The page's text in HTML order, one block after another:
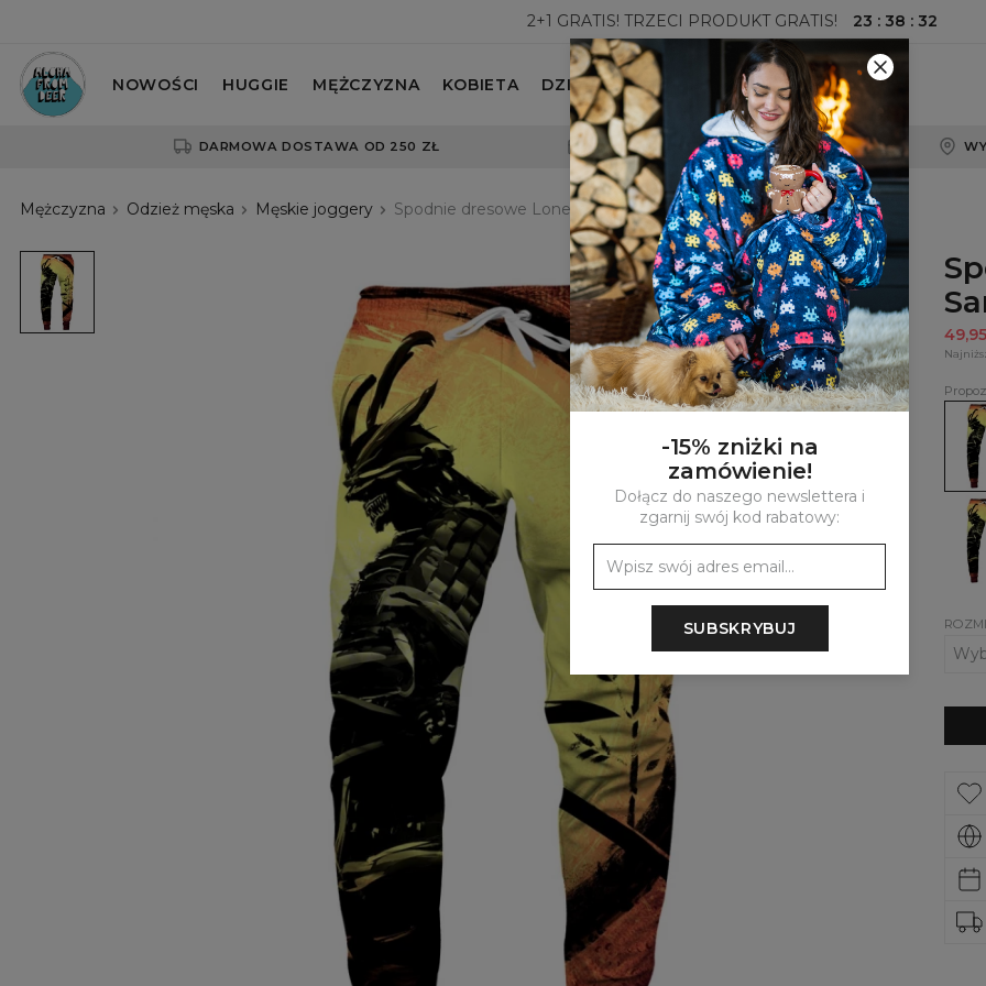
2+1 GRATIS! TRZECI PRODUKT GRATIS! 23 :38 :31
NOWOŚCI HUGGIE MĘŻCZYZNA KOBIETA DZIECKO
DARMOWA DOSTAWA OD 250 ZŁ 100-DNIOWE PRAWO ZWROTU
Mężczyzna Odzież męska Męskie joggery Spodnie dresowe Lone Samurai
spodnie
motywem
samuraja
Lone
Lone
-15% zniżki na
zamówienie!
Dołącz do naszego newslettera i
zgarnij swój kod rabatowy:
SUBSKRYBUJ